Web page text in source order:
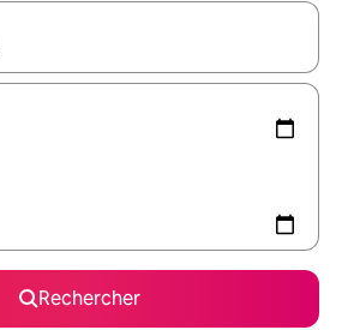
s'affichent, utilisez les flèches vers le
Rechercher